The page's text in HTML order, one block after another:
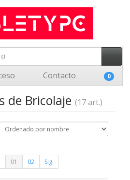
Contacto 0
de Bricolaje (17 art.)
01 02 Sig.